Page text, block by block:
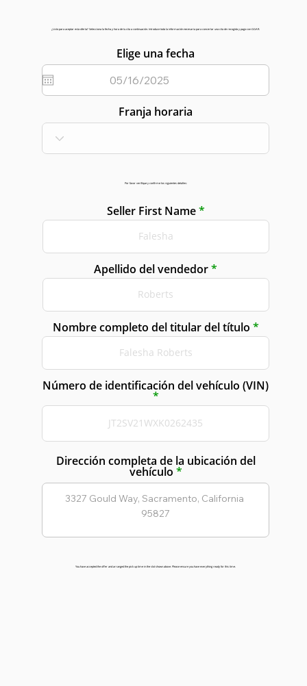
¿Listo para aceptar esta oferta? Selecciona la fecha y hora de tu cita a continuación. Introduce toda la información necesaria para concertar una cita de recogida y pago con GGAR.
Elige una fecha
Franja horaria
Por favor verifique y confirme los siguientes detalles:
Seller First Name
Apellido del vendedor
Nombre completo del titular del título
Número de identificación del vehículo (VIN)
Dirección completa de la ubicación del
vehículo
You have accepted the offer and arranged the pick up time in the slot shown above. Please ensure you have everything ready for this time.